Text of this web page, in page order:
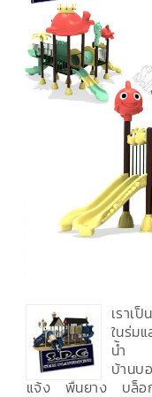
เราเ
ในร่ม
น้ำ
บ้านบ
แจ้ง พื้นยาง บล็อ